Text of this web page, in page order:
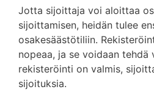
Jotta sijoittaja voi aloittaa
sijoittamisen, heidän tulee
osakesäästötiliin.
nopeaa, ja se voidaan tehdä
rekisteröinti on valmis,
sijoituksia.